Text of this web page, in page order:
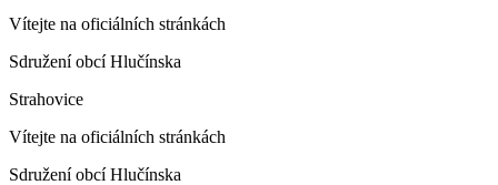
Vítejte na oficiálních stránkách
Sdružení obcí Hlučínska
Strahovice
Vítejte na oficiálních stránkách
Sdružení obcí Hlučínska